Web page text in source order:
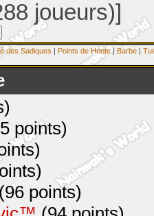
joueurs)]
des Sadiques | Points de Honte| Barbe |
points)
(96 points)